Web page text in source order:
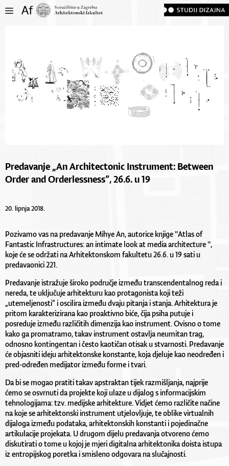
Predavanje „An Architectonic Instrument: Between
Order and Orderlessness”, 26.6. u 19
20. lipnja 2018.
Pozivamo vas na predavanje Mihye An, autorice knjige "Atlas of
Fantastic Infrastructures: an intimate look at media architecture ",
koje će se održati na Arhitektonskom fakultetu 26.6. u 19 sati u
predavaonici 221.
Predavanje istražuje široko područje između transcendentalnog reda i
nereda, te uključuje arhitekturu kao protagonista koji teži
„utemeljenosti“ i oscilira između dvaju pitanja i stanja. Arhitektura je
pritom karakterizirana kao proaktivno biće, čija psiha putuje i
posreduje između različitih dimenzija kao instrument. Ovisno o tome
kako ga promatramo, takav instrument ostavlja neumitan trag,
odnosno kontingentan i često kaotičan otisak u stvarnosti. Predavanje
će objasniti ideju arhitektonske konstante, koja djeluje kao neodređen i
pred-određen medijator između forme i tvari.
Da bi se mogao pratiti takav apstraktan tijek razmišljanja, najprije
ćemo se osvrnuti da projekte koji ulaze u dijalog s informacijskim
tehnologijama: tzv. medijske arhitekture. Vidjet ćemo različite načine
na koje se arhitektonski instrument utjelovljuje, te oblike virtualnih
dijaloga između podataka, arhitektonskih konstanti i pojedinačne
artikulacije projekata. U drugom dijelu predavanja otvoreno ćemo
diskutirati o tome u kojoj je mjeri digitalna arhitektonika doista istupa
iz entropijskog poretka i smisleno odgovara na slučajnosti.